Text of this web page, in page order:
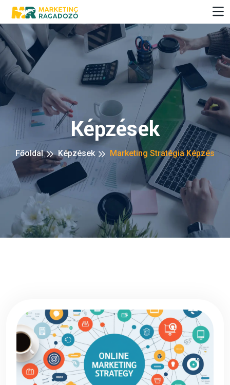
Képzések
Főoldal Képzések Marketing Stratégia Képzés